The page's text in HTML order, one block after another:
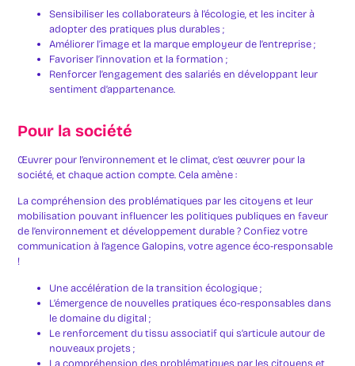
Sensibiliser les collaborateurs à l’écologie, et les inciter à
adopter des pratiques plus durables ;
Améliorer l’image et la marque employeur de l’entreprise ;
Favoriser l’innovation et la formation ;
Renforcer l’engagement des salariés en développant leur
sentiment d’appartenance.
Pour la société
Œuvrer pour l’environnement et le climat, c’est œuvrer pour la
société, et chaque action compte. Cela amène :
La compréhension des problématiques par les citoyens et leur
mobilisation pouvant influencer les politiques publiques en faveur
de l’environnement et développement durable ? Confiez votre
communication à l’agence Galopins, votre agence éco-responsable
!
Une accélération de la transition écologique ;
L’émergence de nouvelles pratiques éco-responsables dans
le domaine du digital ;
Le renforcement du tissu associatif qui s’articule autour de
nouveaux projets ;
La compréhension des problématiques par les citoyens et